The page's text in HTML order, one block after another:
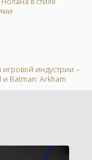
индустрии –
и Batman: Arkham